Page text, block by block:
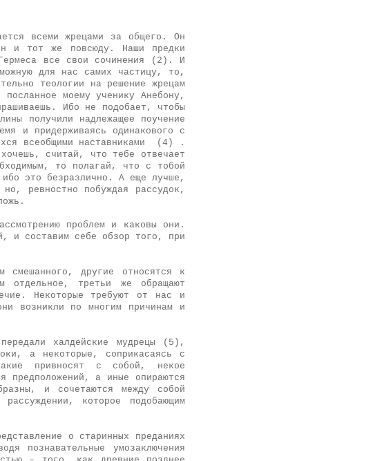
всеми жрецами за общего. Он
и тот же повсюду. Наши предки
Гермеса все свои сочинения (2). И
для нас самих частицу, то,
теологии на решение жрецам
моему ученику Анебону,
Ибо не подобает, чтобы
получили надлежащее поучение
и придерживаясь одинакового с
всеобщими наставниками (4) .
считай, что тебе отвечает
то полагай, что с тобой
это безразлично. А еще лучше,
ревностно побуждая рассудок,
проблем и каковы они.
и составим себе обзор того, при
смешанного, другие относятся к
отдельное, третьи же обращают
Некоторые требуют от нас и
возникли по многим причинам и
халдейские мудрецы (5),
а некоторые, соприкасаясь с
привносят с собой, некое
предположений, а иные опираются
и сочетаются между собой
которое подобающим
о старинных преданиях
познавательные умозаключения